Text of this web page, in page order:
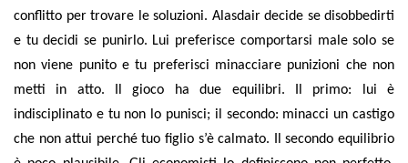
conflitto per trovare le soluzioni. Alasdair decide se disobbedirti
e tu decidi se punirlo. Lui preferisce comportarsi male solo se
non viene punito e tu preferisci minacciare punizioni che non
metti in atto. Il gioco ha due equilibri. Il primo: lui è
indisciplinato e tu non lo punisci; il secondo: minacci un castigo
che non attui perché tuo figlio s’è calmato. Il secondo equilibrio